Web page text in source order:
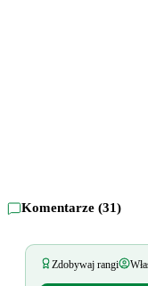
Komentarze (31)
Zdobywaj rangi